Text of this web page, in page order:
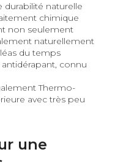
durabilité naturelle
chimique
non seulement
naturellement
du temps
connu
Thermo-
avec très peu
une